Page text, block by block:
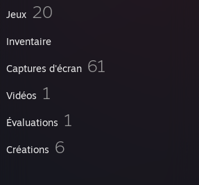
Jeux 20
Inventaire
Captures d'écran 61
Vidéos 1
Évaluations 1
Créations 6